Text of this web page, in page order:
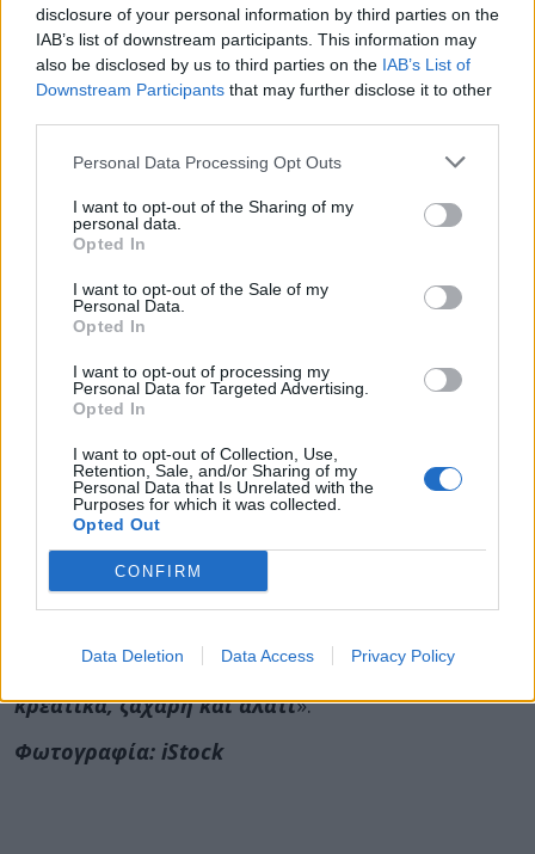
disclosure of your personal information by third parties on the
IAB’s list of downstream participants. This information may
also be disclosed by us to third parties on the IAB’s List of
Downstream Participants that may further disclose it to other
Personal Data Processing Opt Outs
I want to opt-out of the Sharing of my
personal data.
Opted In
I want to opt-out of the Sale of my
Personal Data.
Opted In
I want to opt-out of processing my
Personal Data for Targeted Advertising.
Opted In
I want to opt-out of Collection, Use,
Retention, Sale, and/or Sharing of my
Personal Data that Is Unrelated with the
Purposes for which it was collected.
Opted Out
CONFIRM
Data Deletion Data Access Privacy Policy
Επιπλέον, οι πιθανότητες θανάτου από βασικά
χρόνια νοσήματα μειώνονταν σημαντικά. Έτσι,
οι συμμετέχοντες είχαν:
6-13% λιγότερες πιθανότητες θανάτου από
καρδιαγγειακά αίτια
καρκίνο
7% μικρότερο κίνδυνο θανάτου από
νευροεκφυλιστικές παθήσεις, όπως η άνοια
35-46% λιγότερες πιθανότητες θανάτου από
Τα ευρήματα αυτά προέρχονται από μελέτη σε
εθελοντές μέσης ηλικίας άνω των 50 ετών
Dr. Hu. «Υποδηλώνουν ότι ποτέ δεν είναι αργά για
να υιοθετήσει κάποιος υγιεινές διατροφικές
συνήθειες. Αποδεικνύουν επίσης ότι τα οφέλη που
παρέχει η υγιεινή διατροφή είναι σημαντικά και
αφορούν ευρύ φάσμα νοσημάτων. Ο κόσμος μπορεί
να κάνει όποια διατροφή θέλει. Αρκείο κορμός της
να είναι τα φυτικής προελεύσεως τρόφιμα
λίγο κόκκινο κρέας, επεξεργασμένα
κρεατικά, ζάχαρη και αλάτι».
Φωτογραφία: iStock